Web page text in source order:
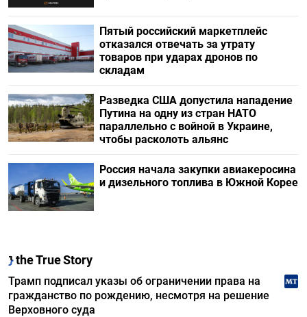
Пятый российский маркетплейс
отказался отвечать за утрату
товаров при ударах дронов по
складам
Разведка США допустила нападение
Путина на одну из стран НАТО
параллельно с войной в Украине,
чтобы расколоть альянс
Россия начала закупки авиакеросина
и дизельного топлива в Южной Корее